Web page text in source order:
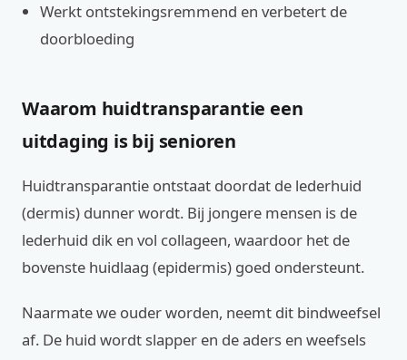
Werkt ontstekingsremmend en verbetert de
doorbloeding
Waarom huidtransparantie een
uitdaging is bij senioren
Huidtransparantie ontstaat doordat de lederhuid
(dermis) dunner wordt. Bij jongere mensen is de
lederhuid dik en vol collageen, waardoor het de
bovenste huidlaag (epidermis) goed ondersteunt.
Naarmate we ouder worden, neemt dit bindweefsel
af. De huid wordt slapper en de aders en weefsels